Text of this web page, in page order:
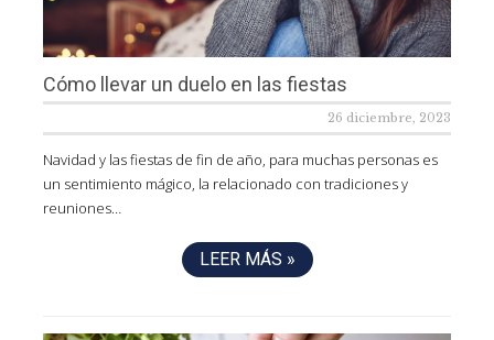
Cómo llevar un duelo en las fiestas
26 diciembre, 2023
Navidad y las fiestas de fin de año, para muchas personas es
un sentimiento mágico, la relacionado con tradiciones y
reuniones…
LEER MÁS »